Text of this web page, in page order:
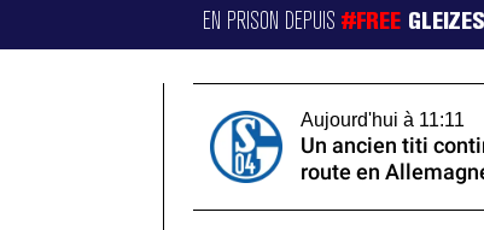
EN PRISON DEPUIS#FREE GLEIZES
Aujourd'hui à 11:11
Un ancien titi
route en